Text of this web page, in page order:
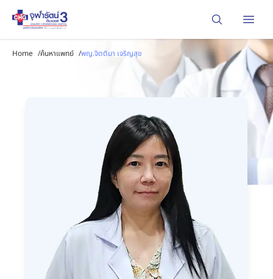
Home /ค้นหาแพทย์ / พญ.จิตติมา เจริญสุข